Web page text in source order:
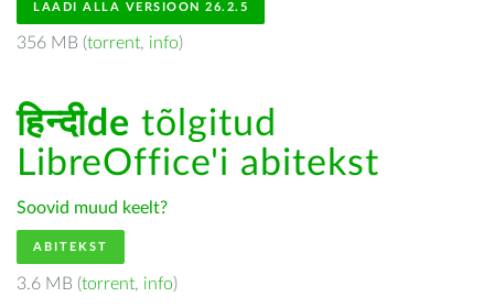
LAADI ALLA VERSIOON 26.2.5
356 MB (torrent, info)
हिन्दीde tõlgitud
LibreOffice'i abitekst
Soovid muud keelt?
ABITEKST
3.6 MB (torrent, info)